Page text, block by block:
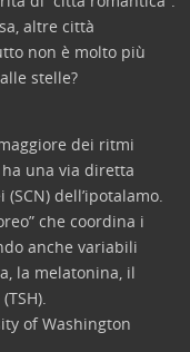
altre città
non è molto più
stelle?
dei ritmi
una via diretta
dell’ipotalamo.
che coordina i
anche variabili
la melatonina, il
of Washington